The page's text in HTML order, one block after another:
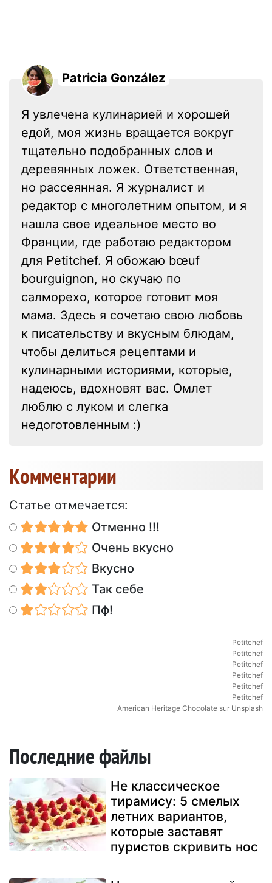
Patricia González
Я увлечена кулинарией и хорошей
едой, моя жизнь вращается вокруг
тщательно подобранных слов и
деревянных ложек. Ответственная,
но рассеянная. Я журналист и
редактор с многолетним опытом, и я
нашла свое идеальное место во
Франции, где работаю редактором
для Petitchef. Я обожаю bœuf
bourguignon, но скучаю по
салморехо, которое готовит моя
мама. Здесь я сочетаю свою любовь
к писательству и вкусным блюдам,
чтобы делиться рецептами и
кулинарными историями, которые,
надеюсь, вдохновят вас. Омлет
люблю с луком и слегка
недоготовленным :)
Kомментарии
Статье отмечается:
Отменно !!!
Очень вкусно
Вкусно
Так себе
Пф!
Petitchef
Petitchef
Petitchef
Petitchef
Petitchef
Petitchef
American Heritage Chocolate sur Unsplash
Последние файлы
Не классическое
тирамису: 5 смелых
летних вариантов,
которые заставят
пуристов скривить нос